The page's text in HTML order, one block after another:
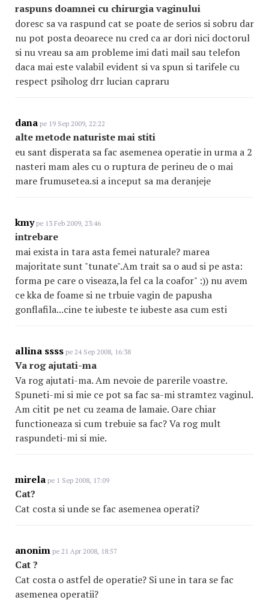
raspuns doamnei cu chirurgia vaginului
doresc sa va raspund cat se poate de serios si sobru dar
nu pot posta deoarece nu cred ca ar dori nici doctorul
si nu vreau sa am probleme imi dati mail sau telefon
daca mai este valabil evident si va spun si tarifele cu
respect psiholog drr lucian capraru
dana pe 19 Sep 2009, 22:22
alte metode naturiste mai stiti
eu sant disperata sa fac asemenea operatie in urma a 2
nasteri mam ales cu o ruptura de perineu de o mai
mare frumusetea.si a inceput sa ma deranjeje
kmype 13 Feb 2009, 23:46
intrebare
mai exista in tara asta femei naturale? marea
majoritate sunt "tunate".Am trait sa o aud si pe asta:
forma pe care o viseaza,la fel ca la coafor" :)) nu avem
ce kka de foame si ne trbuie vagin de papusha
gonflafila...cine te iubeste te iubeste asa cum esti
allina ssss pe 24 Sep 2008, 16:38
Va rog ajutati-ma
Va rog ajutati-ma. Am nevoie de parerile voastre.
Spuneti-mi si mie ce pot sa fac sa-mi stramtez vaginul.
Am citit pe net cu zeama de lamaie. Oare chiar
functioneaza si cum trebuie sa fac? Va rog mult
raspundeti-mi si mie.
mirela pe 1 Sep 2008, 17:09
Cat?
Cat costa si unde se fac asemenea operati?
anonim pe 21 Apr 2008, 18:57
Cat ?
Cat costa o astfel de operatie? Si une in tara se fac
asemenea operatii?